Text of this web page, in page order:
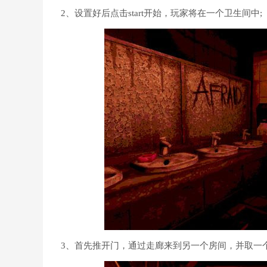
2、设置好后点击start开始，玩家将在一个卫生间中;
3、首先推开门，通过走廊来到另一个房间，并取一